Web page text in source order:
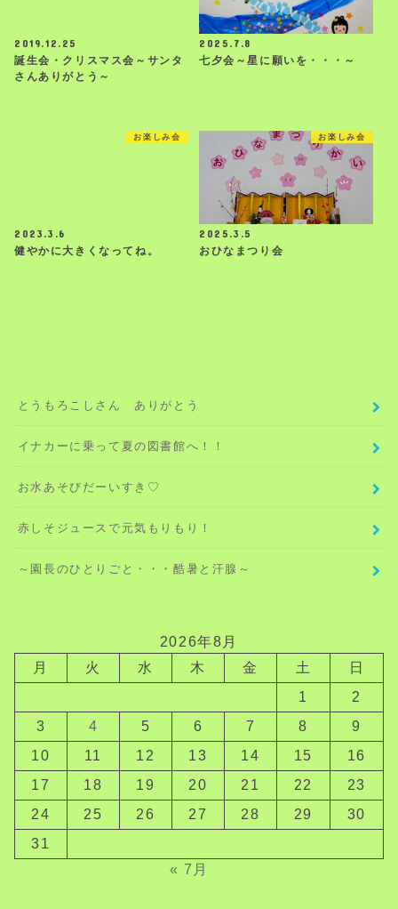
2019.12.25
誕生会・クリスマス会～サンタ
さんありがとう～
2025.7.8
七夕会～星に願いを・・・～
お楽しみ会
2023.3.6
健やかに大きくなってね。
お楽しみ会
2025.3.5
おひなまつり会
とうもろこしさん ありがとう
イナカーに乗って夏の図書館へ！！
お水あそびだーいすき♡
赤しそジュースで元気もりもり！
～園長のひとりごと・・・酷暑と汗腺～
2026年8月
月
火 水 木 金 土
日
1
2
3
4 5 6 7 8
9
10
11 12 13 14 15
16
17
18 19 20 21 22
23
24
25 26 27 28 29
30
31
« 7月